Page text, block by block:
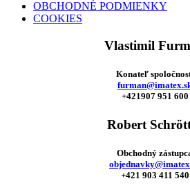
OBCHODNÉ PODMIENKY
COOKIES
Vlastimil
Konateľ
+421907 951 600
Robert
Obchodný
+421 903 411 540